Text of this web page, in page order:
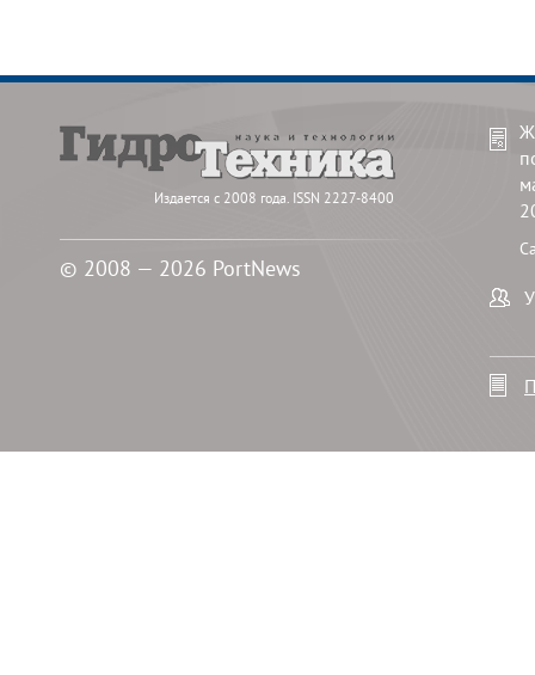
Издается с 2008 года. ISSN 2227-8400
© 2008 — 2026 PortNews